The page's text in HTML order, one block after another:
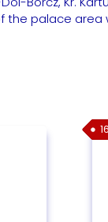
palace area